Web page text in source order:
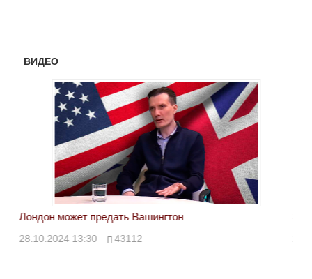
ВИДЕО
Лондон может предать Вашингтон
28.10.2024 13:30 43112